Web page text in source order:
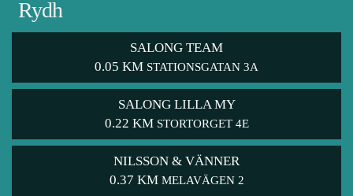
Rydh
SALONG TEAM
0.05 KM STATIONSGATAN 3A
SALONG LILLA MY
0.22 KM STORTORGET 4E
NILSSON & VÄNNER
0.37 KM MELAVÄGEN 2